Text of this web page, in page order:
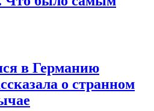
в Германию
о странном